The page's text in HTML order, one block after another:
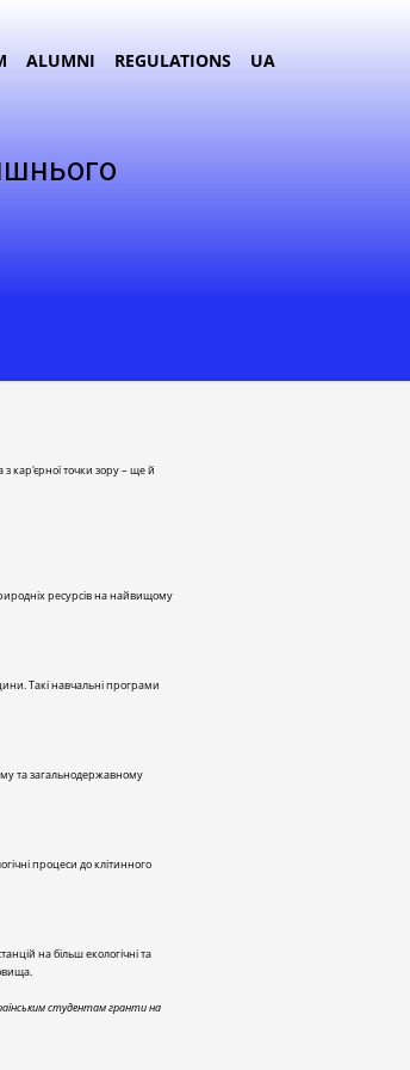
ALUMNI REGULATIONS UA
кар'єрної точки зору – ще й
ресурсів на найвищому
Такі навчальні програми
та загальнодержавному
процеси до клітинного
на більш екологічні та
студентам гранти на